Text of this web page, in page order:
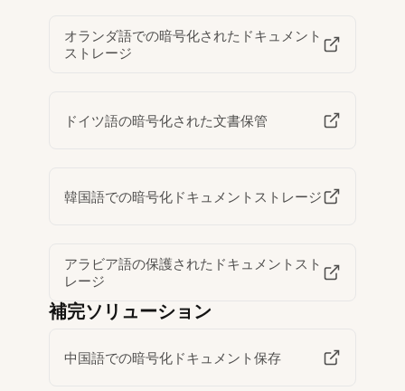
オランダ語での暗号化されたドキュメント
ストレージ
ドイツ語の暗号化された文書保管
韓国語での暗号化ドキュメントストレージ
アラビア語の保護されたドキュメントスト
レージ
補完ソリューション
中国語での暗号化ドキュメント保存